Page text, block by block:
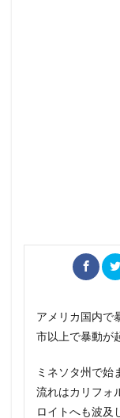
アメリカ国内で
市以上で暴動が
ミネソタ州で始
流れはカリフォ
ロイトへも波及